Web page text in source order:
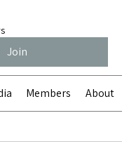
Join
Members About